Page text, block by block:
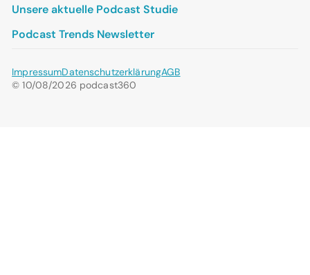
Unsere aktuelle Podcast Studie
Podcast Trends Newsletter
© 10/08/2026 podcast360
ImpressumDatenschutzerklärungAGB